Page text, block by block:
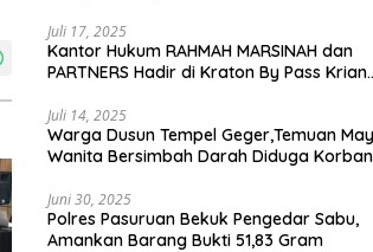
Beritanews9.id
Juli 17, 2025
Kantor Hukum RAHMAH MARSINAH dan
PARTNERS Hadir di Kraton By Pass Krian
Juli 14, 2025
Warga Dusun Tempel Geger,Temuan
Wanita Bersimbah Darah Diduga Korban
Juni 30, 2025
Polres Pasuruan Bekuk Pengedar Sabu,
Amankan Barang Bukti 51,83 Gram